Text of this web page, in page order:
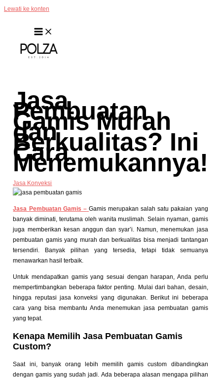
Lewati ke konten
Jasa
Pembuatan
Gamis Murah
dan
Berkualitas? Ini
Cara
Menemukannya!
Jasa Konveksi
Jasa Pembuatan Gamis – Gamis merupakan salah satu pakaian yang
banyak diminati, terutama oleh wanita muslimah. Selain nyaman, gamis
juga memberikan kesan anggun dan syar’i. Namun, menemukan jasa
pembuatan gamis yang murah dan berkualitas bisa menjadi tantangan
tersendiri. Banyak pilihan yang tersedia, tetapi tidak semuanya
menawarkan hasil terbaik.
Untuk mendapatkan gamis yang sesuai dengan harapan, Anda perlu
mempertimbangkan beberapa faktor penting. Mulai dari bahan, desain,
hingga reputasi jasa konveksi yang digunakan. Berikut ini beberapa
cara yang bisa membantu Anda menemukan jasa pembuatan gamis
yang tepat.
Kenapa Memilih Jasa Pembuatan Gamis
Custom?
Saat ini, banyak orang lebih memilih gamis custom dibandingkan
dengan gamis yang sudah jadi. Ada beberapa alasan mengapa pilihan